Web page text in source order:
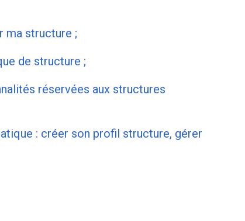
ma structure ;
de structure ;
réservées aux structures
: créer son profil structure, gérer